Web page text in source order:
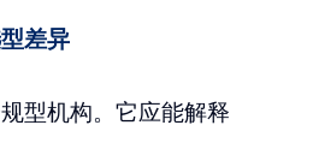
差异
型机构。它应能解释